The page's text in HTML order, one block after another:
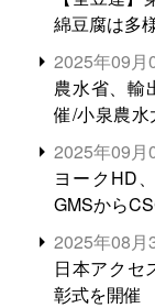
綿豆腐は多
2025年09月
農水省、輸
催/小泉農
る。米増産
2025年09月
ヨークHD
GMSから
2025年08月
日本アクセ
彰式を開催